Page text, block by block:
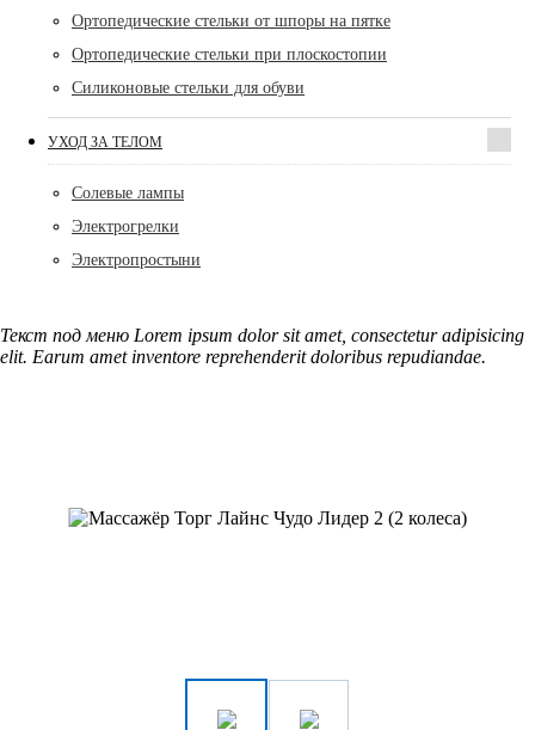
Ортопедические стельки от шпоры на пятке
Ортопедические стельки при плоскостопии
Силиконовые стельки для обуви
УХОД ЗА ТЕЛОМ
Солевые лампы
Электрогрелки
Электропростыни
Текст под меню Lorem ipsum dolor sit amet, consectetur adipisicing
elit. Earum amet inventore reprehenderit doloribus repudiandae.